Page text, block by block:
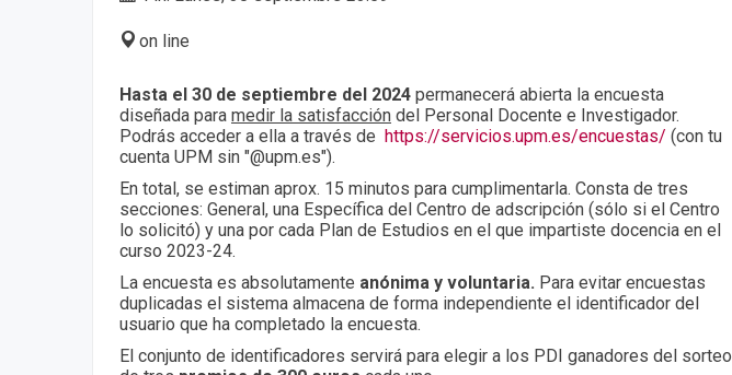
on line
Hasta el 30 de septiembre del 2024 permanecerá abierta la encuesta
diseñada para medir la satisfacción del Personal Docente e Investigador.
Podrás acceder a ella a través de https://servicios.upm.es/encuestas/ (con tu
cuenta UPM sin "@upm.es").
En total, se estiman aprox. 15 minutos para cumplimentarla. Consta de tres
secciones: General, una Específica del Centro de adscripción (sólo si el Centro
lo solicitó) y una por cada Plan de Estudios en el que impartiste docencia en el
curso 2023-24.
La encuesta es absolutamente anónima y voluntaria. Para evitar encuestas
duplicadas el sistema almacena de forma independiente el identificador del
usuario que ha completado la encuesta.
El conjunto de identificadores servirá para elegir a los PDI ganadores del sorteo